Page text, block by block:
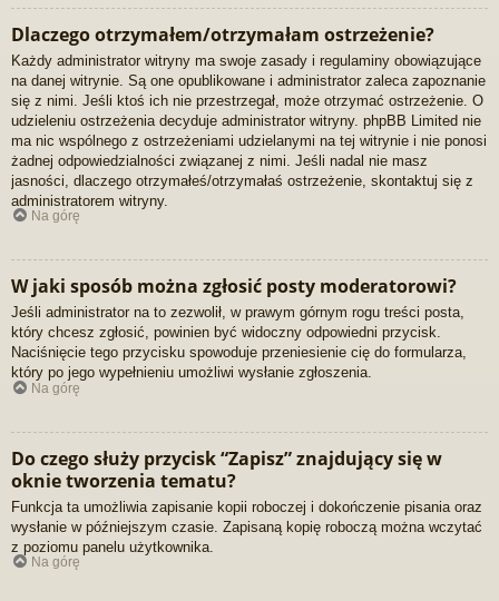
Dlaczego otrzymałem/otrzymałam ostrzeżenie?
Każdy administrator witryny ma swoje zasady i regulaminy obowiązujące
na danej witrynie. Są one opublikowane i administrator zaleca zapoznanie
się z nimi. Jeśli ktoś ich nie przestrzegał, może otrzymać ostrzeżenie. O
udzieleniu ostrzeżenia decyduje administrator witryny. phpBB Limited nie
ma nic wspólnego z ostrzeżeniami udzielanymi na tej witrynie i nie ponosi
żadnej odpowiedzialności związanej z nimi. Jeśli nadal nie masz
jasności, dlaczego otrzymałeś/otrzymałaś ostrzeżenie, skontaktuj się z
administratorem witryny.
Na górę
W jaki sposób można zgłosić posty moderatorowi?
Jeśli administrator na to zezwolił, w prawym górnym rogu treści posta,
który chcesz zgłosić, powinien być widoczny odpowiedni przycisk.
Naciśnięcie tego przycisku spowoduje przeniesienie cię do formularza,
który po jego wypełnieniu umożliwi wysłanie zgłoszenia.
Na górę
Do czego służy przycisk “Zapisz” znajdujący się w
oknie tworzenia tematu?
Funkcja ta umożliwia zapisanie kopii roboczej i dokończenie pisania oraz
wysłanie w późniejszym czasie. Zapisaną kopię roboczą można wczytać
z poziomu panelu użytkownika.
Na górę